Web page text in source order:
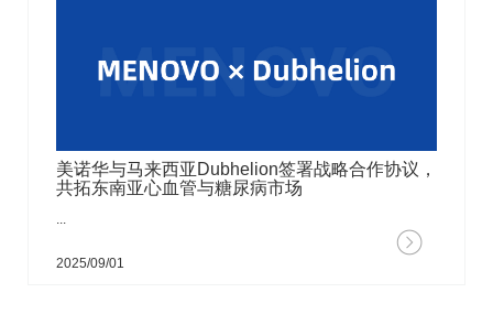
美诺华与马来西亚Dubhelion签署战略合作协议，
共拓东南亚心血管与糖尿病市场
...
2025/09/01